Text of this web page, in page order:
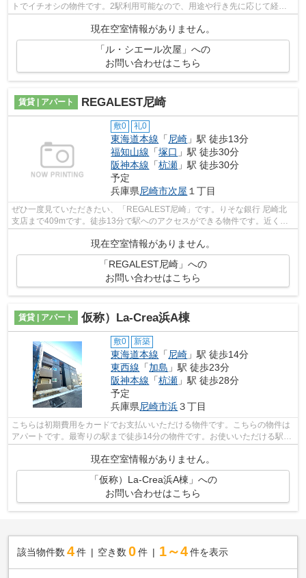
トでイチオシの物件です。2駅利用可能なので、用途や行き先に応じて経路
を選択できます。駅までのアクセスが良...
現在空室情報がありません。
「ル・シエール次屋」への
お問い合わせはこちら
賃貸 | アパート REGALEST尼崎
敷0 礼0
東海道本線 「尼崎 」駅 徒歩13分
福知山線 「塚口 」駅 徒歩30分
阪神本線 「杭瀬 」駅 徒歩30分
予定
兵庫県尼崎市次屋 １丁目
ぜひ一度見ていただきたい、「REGALEST尼崎」です。りそな銀行 尼崎北
支店まで409mです。徒歩13分で駅へのアクセスができる物件です。近くに2
現在空室情報がありません。
「REGALEST尼崎」への
お問い合わせはこちら
賃貸 | アパート 仮称）La-Crea浜A棟
敷0 新築
東海道本線 「 尼崎 」駅 徒歩14分
東西線 「加島 」駅 徒歩23分
阪神本線 「杭瀬 」駅 徒歩28分
予定
兵庫県尼崎市浜３丁目
こちらは初期費用をカードでお支払いいただける物件です。こちらの物件は
アパートです。最寄りの駅まで徒歩14分の物件です。お使いいただける駅は
現在空室情報がありません。
「仮称）La-Crea浜A棟」への
お問い合わせはこちら
該当物件数 4件 空き数 0 件 1～4 件を表示